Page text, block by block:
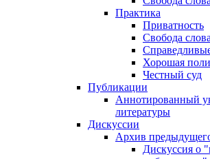
Практика
Приватность
Свобода слова
Хорошая
Честный суд
Публикации
Аннотированный
литературы
Дискуссии
Архив
Дискуссия о